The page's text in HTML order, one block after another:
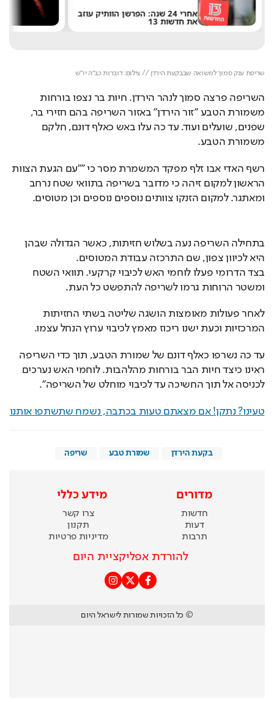
אחרי 24 שנה: הפרשן הוותיק עוזב
את חדשות 13
שריפת ענק סמוך למשואה שבבקעת הירדן // צילום: דוברות כב"ה יו"ש
השריפה פרצה סמוך לנהר הירדן. חיות בר נצפו בורחות
משמורת הטבע "זור הירדן" באזור השריפה בהם חזירי בר,
שפנים, שועלים ועוד. עד כה עלו באש כאלף דונם, חלקם
משמורת הטבע.
רשף האדי אבו זלף מפקד המשמרת מסר כי ""עם הגעת הצוות
הראשון למקום זיהה כי מדובר בשריפה בתוואי שטח נרחב
ומאתגר. למקום הזנקו צוותים נוספים נוספים וכן מטוסים.
בתחילה השריפה נעה בשלוש חזיתות, כאשר הגדולה שבהן
היא לכיוון צפון, שם התרכזה עבודת המטוסים.
בצד הדרומי פעלו לוחמי האש לכיבוי קרקעי. תוואי השטח
ומשטר הרוחות גרמו לשריפה להתפשט כל העת.
לאחר פעולות מאומצות הושגה שליטה בשתי החזיתות
המרכזיות וכעת ישנו ריכוז מאמץ לכיבוי ערוץ הנחל עצמו.
עד כה נשרפו כאלף דונם של שמורת הטבע, תוך כדי השריפה
ראינו כיצד חיות הבר בורחות מהלהבות. לוחמי האש נערכים
לכניסה אל תוך החשיכה עד לכיבוי מוחלט של השריפה".
טעינו? נתקן! אם מצאתם טעות בכתבה, נשמח שתשתפו אותנו
בקעת הירדן שמורת טבע שריפה
מדורים
חדשות
דעות
תרבות
מידע כללי
צרו קשר
תקנון
מדיניות פרטיות
להורדת אפליקציית היום
© כל הזכויות שמורות לישראל היום